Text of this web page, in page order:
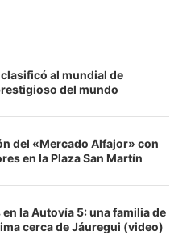
al mundial de
del mundo
del «Mercado Alfajor» con
en la Plaza San Martín
la Autovía 5: una familia de
cerca de Jáuregui (video)